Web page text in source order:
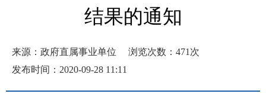
结果的通知
来源：政府直属事业单位 浏览次数： 471 次
发布时间：2020-09-28 11:11